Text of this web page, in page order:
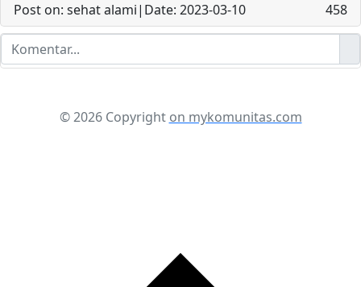
Post on: sehat alami|Date: 2023-03-10 458
© 2026 Copyright on mykomunitas.com